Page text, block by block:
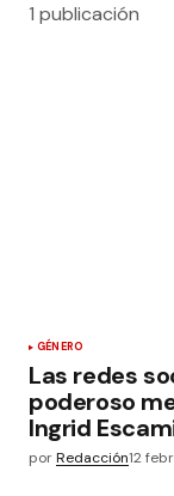
1 publicación
GÉNERO
Las redes
poderoso
Ingrid
porRedacción12